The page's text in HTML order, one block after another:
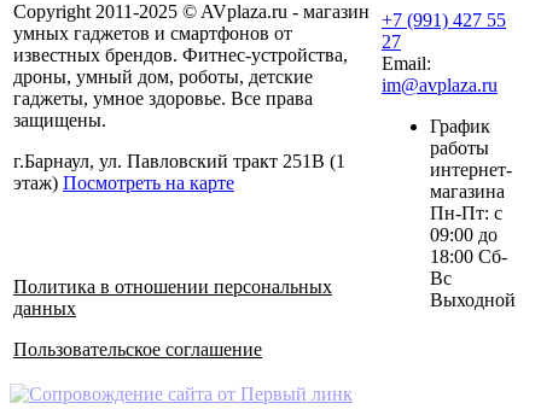
Copyright 2011-2025 © AVplaza.ru - магазин
умных гаджетов и смартфонов от
известных брендов. Фитнес-устройства,
дроны, умный дом, роботы, детские
гаджеты, умное здоровье. Все права
защищены.
г.Барнаул, ул. Павловский тракт 251В (1
этаж) Посмотреть на карте
Политика в отношении персональных
данных
Пользовательское соглашение
+7 (991) 427 55
27
Email:
im@avplaza.ru
График
работы
интернет-
магазина
Пн-Пт: с
09:00 до
18:00 Сб-
Вс
Выходной